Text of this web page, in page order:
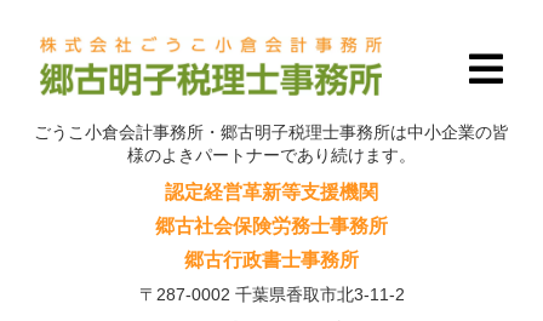
ごうこ小倉会計事務所・郷古明子税理士事務所は中小企業の皆
様のよきパートナーであり続けます。
認定経営革新等支援機関
郷古社会保険労務士事務所
郷古行政書士事務所
〒287-0002 千葉県香取市北3-11-2